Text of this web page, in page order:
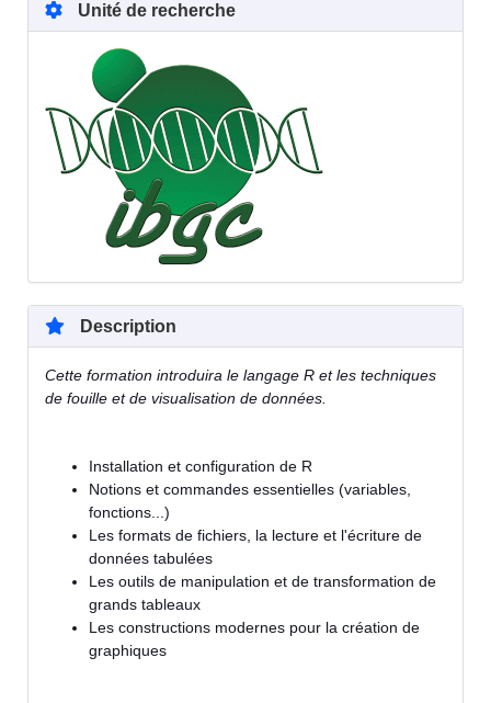
Unité de recherche
Description
Cette formation introduira le langage R et les techniques
de fouille et de visualisation de données.
Installation et configuration de R
Notions et commandes essentielles (variables,
fonctions...)
Les formats de fichiers, la lecture et l'écriture de
données tabulées
Les outils de manipulation et de transformation de
grands tableaux
Les constructions modernes pour la création de
graphiques